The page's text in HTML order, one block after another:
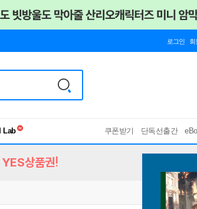
로그인 회
형검사
쿠폰받기 단독선출간
YES상품권!